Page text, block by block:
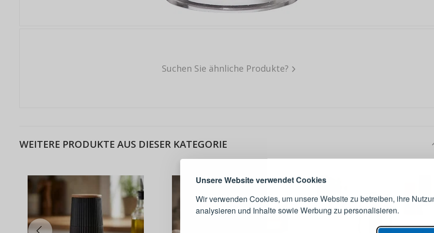
Unsere Website verwendet Cookies
Wir verwenden Cookies, um unsere Website zu betreiben, ihre
analysieren und Inhalte sowie Werbung zu personalisieren.
Suchen Sie ähnliche Produkte?
WEITERE PRODUKTE AUS DIESER KATEGORIE
E-Mail-Adresse